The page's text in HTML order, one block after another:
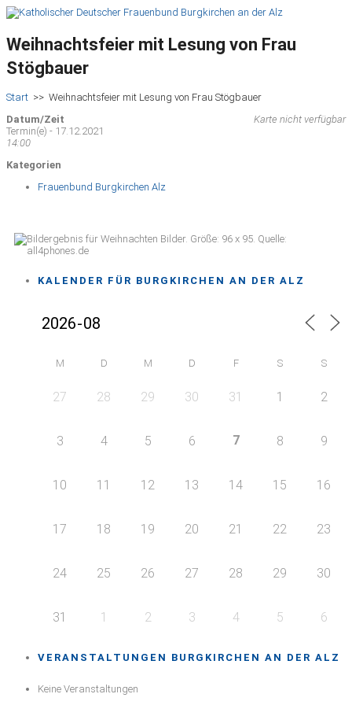
Weihnachtsfeier mit Lesung von Frau
Stögbauer
Start >> Weihnachtsfeier mit Lesung von Frau Stögbauer
Karte nicht verfügbar
Datum/Zeit
Termin(e) - 17.12.2021
14:00
Kategorien
Frauenbund Burgkirchen Alz
KALENDER FÜR BURGKIRCHEN AN DER ALZ
M D M D F S S
27 28 29 30 31 1 2
3 4 5 6 7 8 9
10 11 12 13 14 15 16
17 18 19 20 21 22 23
24 25 26 27 28 29 30
31 1 2 3 4 5 6
VERANSTALTUNGEN BURGKIRCHEN AN DER ALZ
Keine Veranstaltungen